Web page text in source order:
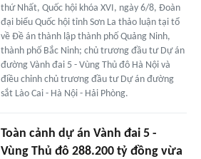
thứ Nhất, Quốc hội khóa XVI, ngày 6/8, Đoàn
đại biểu Quốc hội tỉnh Sơn La thảo luận tại tổ
về Đề án thành lập thành phố Quảng Ninh,
thành phố Bắc Ninh; chủ trương đầu tư Dự án
đường Vành đai 5 - Vùng Thủ đô Hà Nội và
điều chỉnh chủ trương đầu tư Dự án đường
sắt Lào Cai - Hà Nội - Hải Phòng.
Toàn cảnh dự án Vành đai 5 -
Vùng Thủ đô 288.200 tỷ đồng vừa